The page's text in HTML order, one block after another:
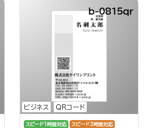
ビジネス QRコード
b-0815qr
スピード1時間対応 スピード3時間対応